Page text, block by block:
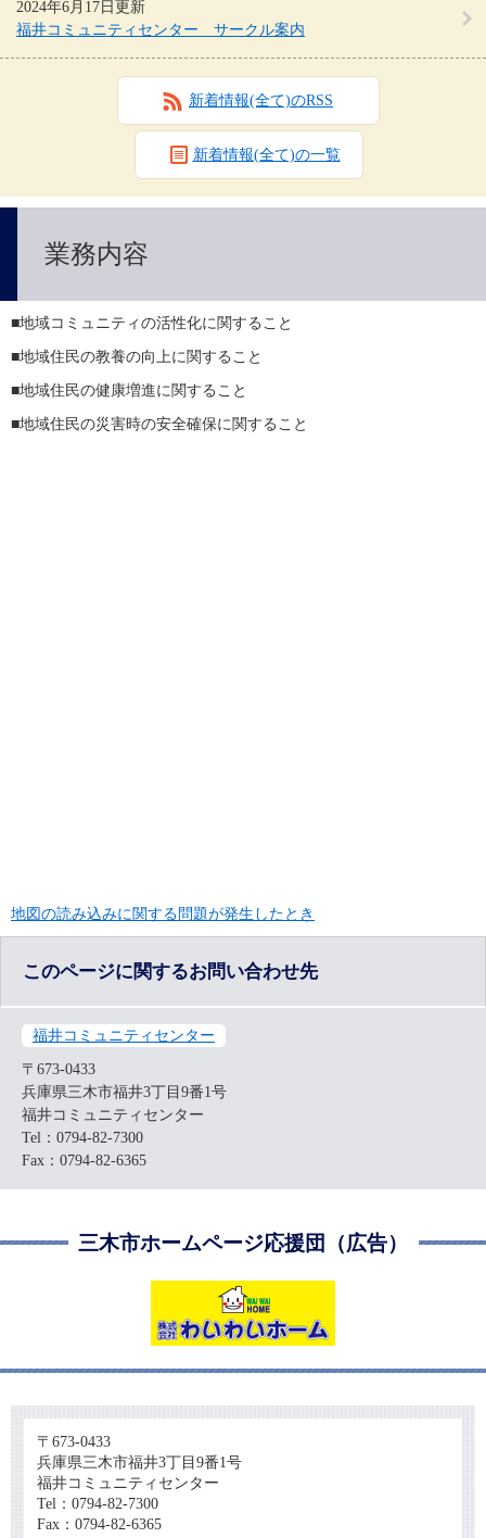
2024年6月17日更新
福井コミュニティセンター サークル案内
新着情報(全て)のRSS
新着情報(全て)の一覧
業務内容
■地域コミュニティの活性化に関すること
■地域住民の教養の向上に関すること
■地域住民の健康増進に関すること
■地域住民の災害時の安全確保に関すること
地図の読み込みに関する問題が発生したとき
このページに関するお問い合わせ先
福井コミュニティセンター
〒673-0433
兵庫県三木市福井3丁目9番1号
福井コミュニティセンター
Tel：0794-82-7300
Fax：0794-82-6365
三木市ホームページ応援団（広告）
〒673-0433
兵庫県三木市福井3丁目9番1号
福井コミュニティセンター
Tel：0794-82-7300
Fax：0794-82-6365